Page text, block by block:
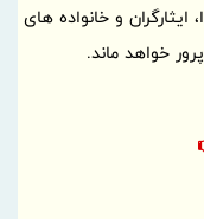
و خانواده های
خواهد ماند.